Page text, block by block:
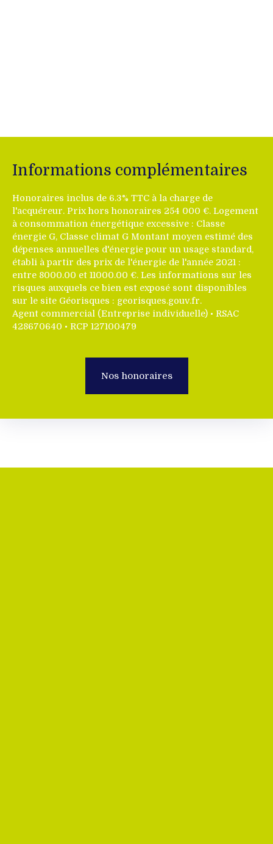
Informations complémentaires
Honoraires inclus de 6.3% TTC à la charge de
l'acquéreur. Prix hors honoraires 254 000 €. Logement
à consommation énergétique excessive : Classe
énergie G, Classe climat G Montant moyen estimé des
dépenses annuelles d'énergie pour un usage standard,
établi à partir des prix de l'énergie de l'année 2021 :
entre 8000.00 et 11000.00 €. Les informations sur les
risques auxquels ce bien est exposé sont disponibles
sur le site Géorisques : georisques.gouv.fr.
Agent commercial (Entreprise individuelle) • RSAC
428670640 • RCP 127100479
Nos honoraires